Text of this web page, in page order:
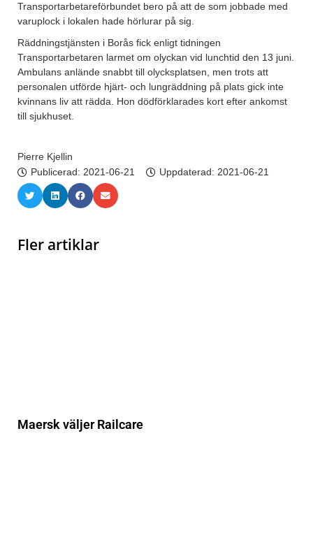
Transportarbetareförbundet bero på att de som jobbade med
varuplock i lokalen hade hörlurar på sig.
Räddningstjänsten i Borås fick enligt tidningen
Transportarbetaren larmet om olyckan vid lunchtid den 13 juni.
Ambulans anlände snabbt till olycksplatsen, men trots att
personalen utförde hjärt- och lungräddning på plats gick inte
kvinnans liv att rädda. Hon dödförklarades kort efter ankomst
till sjukhuset.
Pierre Kjellin
Publicerad: 2021-06-21 Uppdaterad: 2021-06-21
Fler artiklar
Maersk väljer Railcare